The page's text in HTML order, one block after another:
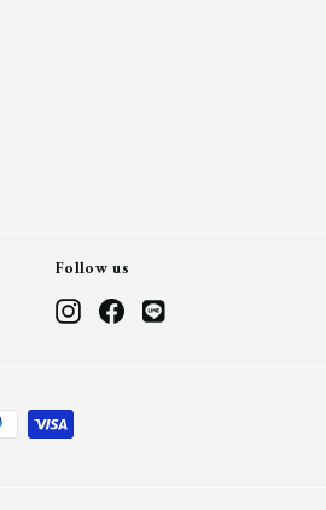
Follow us
Instagram Facebook